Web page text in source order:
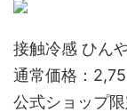
接触冷感 ひん
通常価格：
公式ショップ